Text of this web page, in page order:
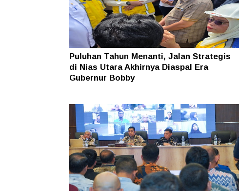
Puluhan Tahun Menanti, Jalan Strategis
di Nias Utara Akhirnya Diaspal Era
Gubernur Bobby